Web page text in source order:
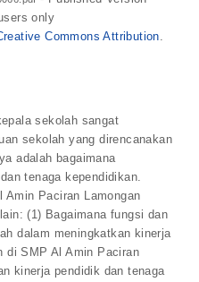
only
Commons Attribution.
sekolah sangat
sekolah yang direncanakan
adalah bagaimana
tenaga kependidikan.
Amin Paciran Lamongan
(1) Bagaimana fungsi dan
dalam meningkatkan kinerja
di SMP Al Amin Paciran
kinerja pendidik dan tenaga